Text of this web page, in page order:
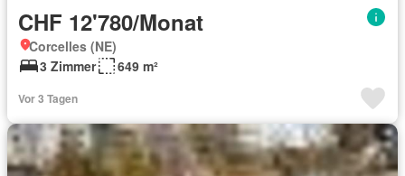
CHF 12'780/Monat
Corcelles (NE)
3 Zimmer
649 m²
Vor 3 Tagen